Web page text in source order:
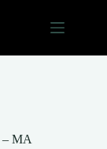
– MA